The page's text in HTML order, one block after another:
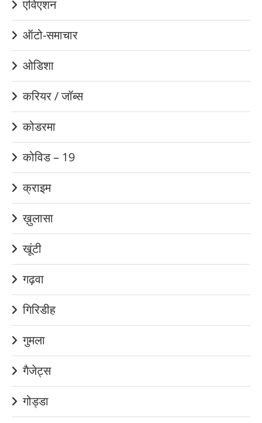
एविएशन
ऑटो-समाचार
ओडिशा
करियर / जॉब्स
कोडरमा
कोविड – 19
क्राइम
ख़ुलासा
खूंटी
गढ़वा
गिरिडीह
गुमला
गैजेट्स
गोड्डा